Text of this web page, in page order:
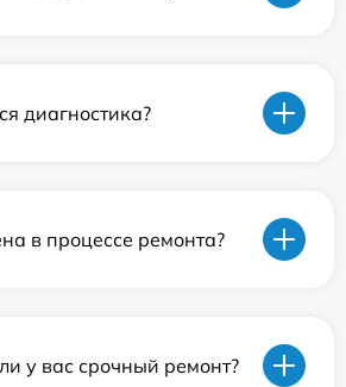
диагностика?
в процессе ремонта?
у вас срочный ремонт?